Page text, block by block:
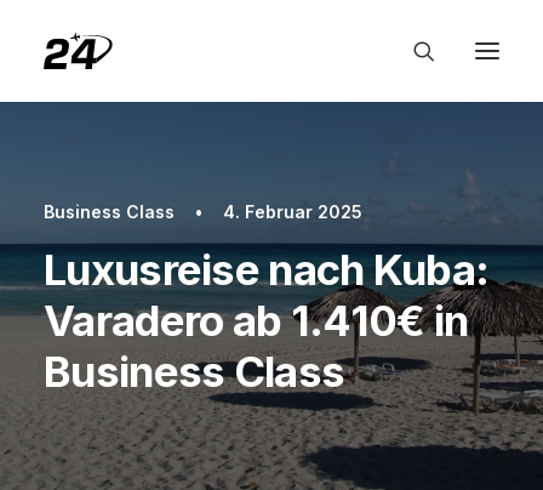
Business Class • 4. Februar 2025
Luxusreise nach Kuba:
Varadero ab 1.410€ in
Business Class